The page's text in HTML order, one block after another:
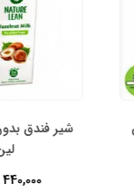
شیر فندق
لین
440,000 تومان